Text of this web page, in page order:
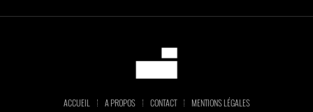
ACCUEIL A PROPOS CONTACT MENTIONS LÉGALES